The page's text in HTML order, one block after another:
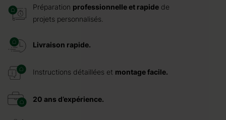
Préparation professionnelle et rapide de
projets personnalisés.
Livraison rapide.
Instructions détaillées et montage facile.
20 ans d’expérience.